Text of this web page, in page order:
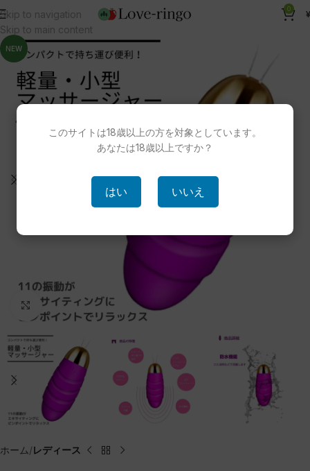
Skip to navigation
Skip to main content
0 ¥
NEW
クリックで拡大！
ホーム レディース
このサイトは18歳以上の方を対象としています。
あなたは18歳以上ですか？
はい いいえ